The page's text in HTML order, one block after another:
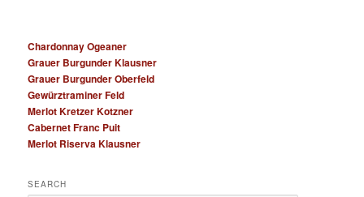
Chardonnay Ogeaner
Grauer Burgunder Klausner
Grauer Burgunder Oberfeld
Gewürztraminer Feld
Merlot Kretzer Kotzner
Cabernet Franc Puit
Merlot Riserva Klausner
SEARCH